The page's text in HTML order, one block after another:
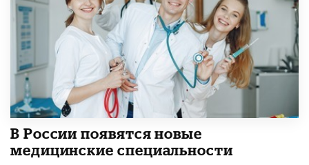
В России появятся новые
медицинские специальности